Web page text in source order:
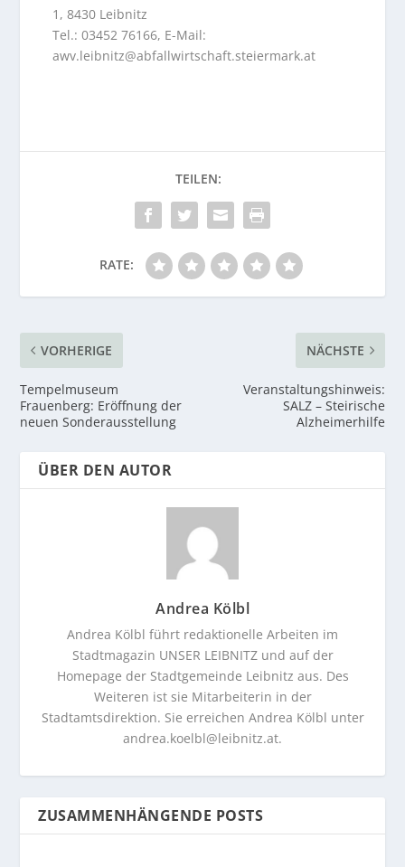
1, 8430 Leibnitz
Tel.: 03452 76166, E-Mail:
awv.leibnitz@abfallwirtschaft.steiermark.at
RATE:
VORHERIGE
Tempelmuseum
Frauenberg: Eröffnung der
neuen Sonderausstellung
NÄCHSTE
Veranstaltungshinweis:
SALZ – Steirische
Alzheimerhilfe
ÜBER DEN AUTOR
Andrea Kölbl
Andrea Kölbl führt redaktionelle Arbeiten im
Stadtmagazin UNSER LEIBNITZ und auf der
Homepage der Stadtgemeinde Leibnitz aus. Des
Weiteren ist sie Mitarbeiterin in der
Stadtamtsdirektion. Sie erreichen Andrea Kölbl unter
andrea.koelbl@leibnitz.at.
ZUSAMMENHÄNGENDE POSTS